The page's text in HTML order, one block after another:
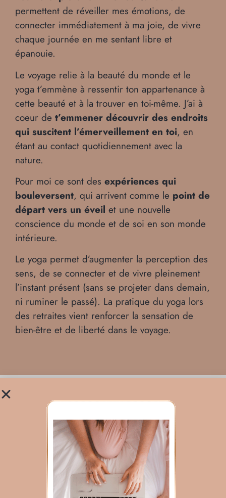
permettent de réveiller mes émotions, de
connecter immédiatement à ma joie, de vivre
chaque journée en me sentant libre et
épanouie.
Le voyage relie à la beauté du monde et le
yoga t’emmène à ressentir ton appartenance à
cette beauté et à la trouver en toi-même. J’ai à
coeur de t’emmener découvrir des endroits
qui suscitent l’émerveillement en toi, en
étant au contact quotidiennement avec la
nature.
Pour moi ce sont des expériences qui
bouleversent, qui arrivent comme le point de
départ vers un éveil et une nouvelle
conscience du monde et de soi en son monde
intérieure.
Le yoga permet d’augmenter la perception des
sens, de se connecter et de vivre pleinement
l’instant présent (sans se projeter dans demain,
ni ruminer le passé). La pratique du yoga lors
des retraites vient renforcer la sensation de
bien-être et de liberté dans le voyage.
Mes retraites de yoga